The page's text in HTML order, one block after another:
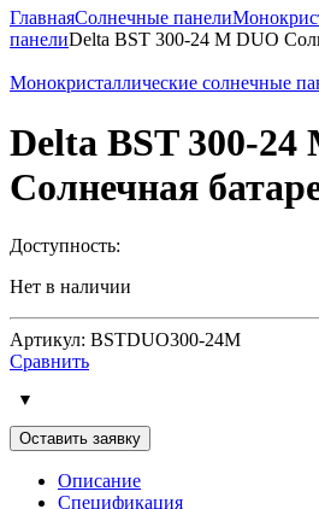
ГлавнаяСолнечные панели
панелиDelta BST 300-24 M DUO
Монокристаллические солнечные
Delta BST 300-24
Солнечная
Доступность:
Нет в наличии
Артикул: BSTDUO300-24M
Сравнить
Оставить заявку
Описание
Спецификация